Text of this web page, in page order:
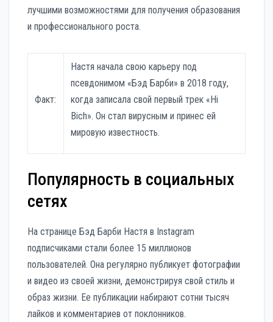
лучшими возможностями для получения образования
и профессионального роста.
Факт:
Настя начала свою карьеру под
псевдонимом «Бэд Барби» в 2018 году,
когда записала свой первый трек «Hi
Bich». Он стал вирусным и принес ей
мировую известность.
Популярность в социальных
сетях
На странице Бэд Барби Настя в Instagram
подписчиками стали более 15 миллионов
пользователей. Она регулярно публикует фотографии
и видео из своей жизни, демонстрируя свой стиль и
образ жизни. Ее публикации набирают сотни тысяч
лайков и комментариев от поклонников.